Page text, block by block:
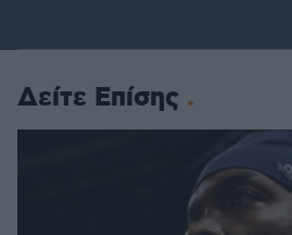
Δείτε Επίσης